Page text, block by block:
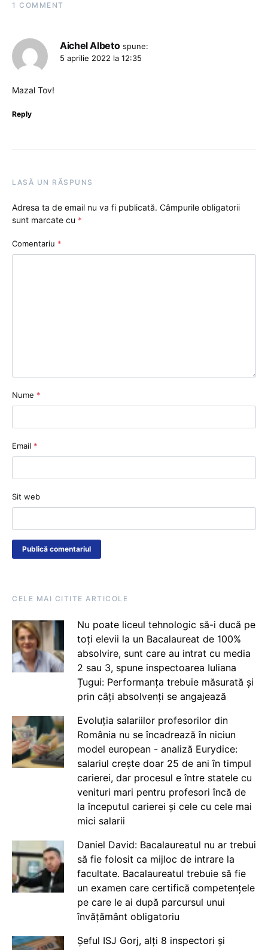
1 COMMENT
Aichel Albeto spune:
5 aprilie 2022 la 12:35
Mazal Tov!
Reply
LASĂ UN RĂSPUNS
Adresa ta de email nu va fi publicată. Câmpurile obligatorii
sunt marcate cu *
Comentariu *
Nume *
Email *
Sit web
CELE MAI CITITE ARTICOLE
Nu poate liceul tehnologic să-i ducă pe
toți elevii la un Bacalaureat de 100%
absolvire, sunt care au intrat cu media
2 sau 3, spune inspectoarea Iuliana
Țugui: Performanța trebuie măsurată și
prin câți absolvenți se angajează
Evoluția salariilor profesorilor din
România nu se încadrează în niciun
model european - analiză Eurydice:
salariul crește doar 25 de ani în timpul
carierei, dar procesul e între statele cu
venituri mari pentru profesori încă de
la începutul carierei și cele cu cele mai
mici salarii
Daniel David: Bacalaureatul nu ar trebui
să fie folosit ca mijloc de intrare la
facultate. Bacalaureatul trebuie să fie
un examen care certifică competențele
pe care le ai după parcursul unui
învățământ obligatoriu
Șeful ISJ Gorj, alți 8 inspectori și